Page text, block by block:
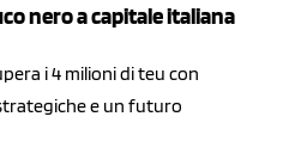
nero a capitale italiana
i 4 milioni di teu con
e un futuro